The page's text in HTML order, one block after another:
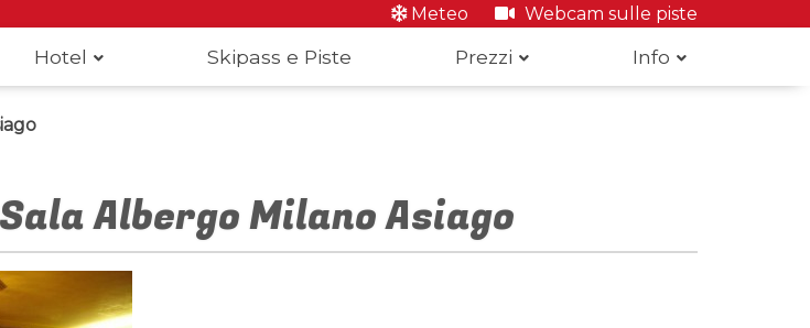
Meteo Webcam sulle piste
Hotel Skipass e Piste Prezzi Info
Sala Albergo Milano Asiago